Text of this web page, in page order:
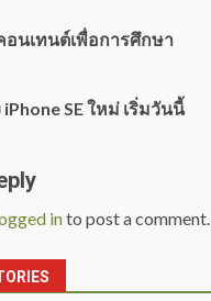
นเทนต์เพื่อการศึกษา
SE ใหม่ เริ่มวันนี้
into post a comment.